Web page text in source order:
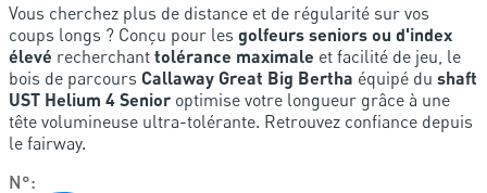
Vous cherchez plus de distance et de régularité sur vos
coups longs ? Conçu pour les golfeurs seniors ou d'index
élevé recherchant tolérance maximale et facilité de jeu, le
bois de parcours Callaway Great Big Bertha équipé du shaft
UST Helium 4 Senior optimise votre longueur grâce à une
tête volumineuse ultra-tolérante. Retrouvez confiance depuis
le fairway.
N°: